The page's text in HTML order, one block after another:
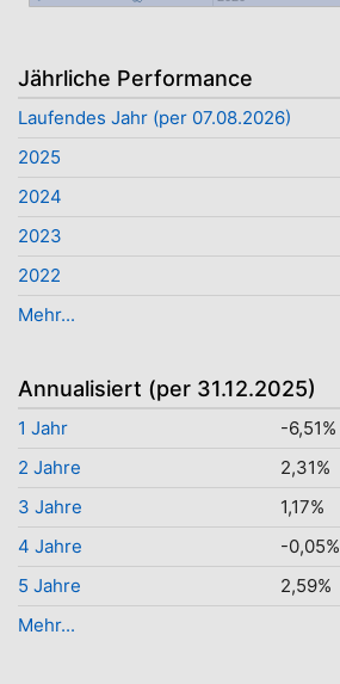
Jährliche Performance
Laufendes Jahr (per 07.08.2026)
2025
2024
2023
2022
Mehr...
Annualisiert (per 31.12.2025)
1 Jahr
-6,51%
2 Jahre
2,31%
3 Jahre
1,17%
4 Jahre
-0,05%
5 Jahre
2,59%
Mehr...